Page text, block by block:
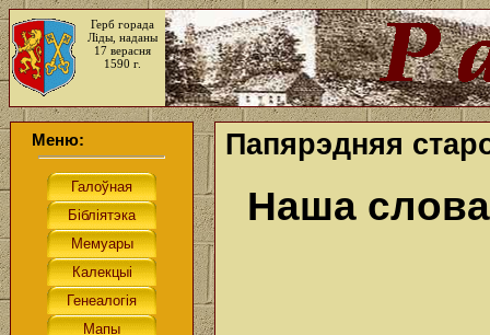
Герб горада
Ліды, наданы
17 верасня
1590 г.
Меню: Папярэдняя
Наша